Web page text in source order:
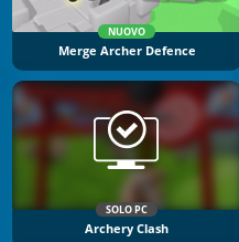
NUOVO
Merge Archer Defence
SOLO PC
Archery Clash